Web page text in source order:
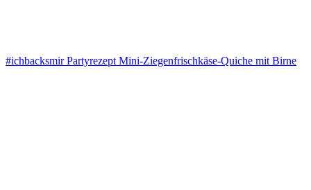
#ichbacksmir Partyrezept Mini-Ziegenfrischkäse-Quiche mit Birne